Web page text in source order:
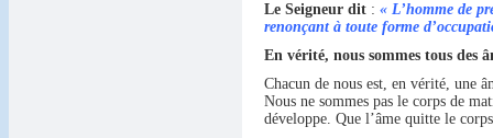
Le Seigneur dit : « L’homme de
renonçant à toute forme
En vérité, nous sommes tous des
Chacun de nous est, en vérité, une
Nous ne sommes pas le corps de
développe. Que l’âme quitte le